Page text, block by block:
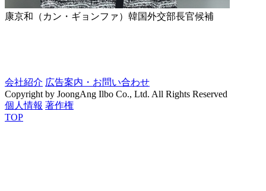
康京和（カン・ギョンファ）韓国外交部長官候補
会社紹介 広告案内・お問い合わせ
Copyright by JoongAng Ilbo Co., Ltd. All Rights Reserved
個人情報 著作権
TOP